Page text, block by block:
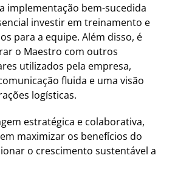
implementação bem-sucedida
investir em treinamento e
para a equipe. Além disso, é
o Maestro com outros
utilizados pela empresa,
fluida e uma visão
logísticas.
estratégica e colaborativa,
maximizar os benefícios do
o crescimento sustentável a